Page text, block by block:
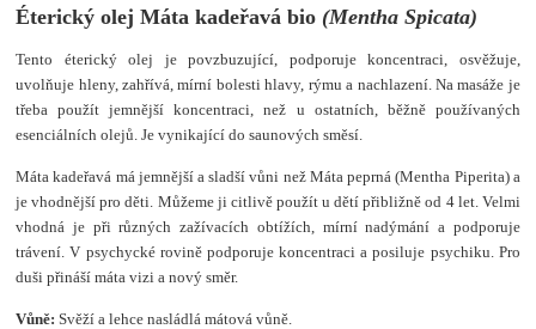
Éterický olej Máta kadeřavá bio (Mentha Spicata)
Tento éterický olej je povzbuzující, podporuje koncentraci, osvěžuje,
uvolňuje hleny, zahřívá, mírní bolesti hlavy, rýmu a nachlazení. Na masáže je
třeba použít jemnější koncentraci, než u ostatních, běžně používaných
esenciálních olejů. Je vynikající do saunových směsí.
Máta kadeřavá má jemnější a sladší vůni než Máta peprná (Mentha Piperita) a
je vhodnější pro děti. Můžeme ji citlivě použít u dětí přibližně od 4 let. Velmi
vhodná je při různých zažívacích obtížích, mírní nadýmání a podporuje
trávení. V psychycké rovině podporuje koncentraci a posiluje psychiku. Pro
duši přináší máta vizi a nový směr.
Vůně: Svěží a lehce nasládlá mátová vůně.